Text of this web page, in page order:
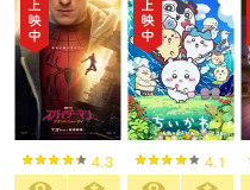
4.3 4.1